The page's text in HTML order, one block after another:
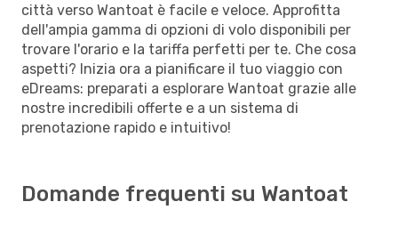
città verso Wantoat è facile e veloce. Approfitta
dell'ampia gamma di opzioni di volo disponibili per
trovare l'orario e la tariffa perfetti per te. Che cosa
aspetti? Inizia ora a pianificare il tuo viaggio con
eDreams: preparati a esplorare Wantoat grazie alle
nostre incredibili offerte e a un sistema di
prenotazione rapido e intuitivo!
Domande frequenti su Wantoat